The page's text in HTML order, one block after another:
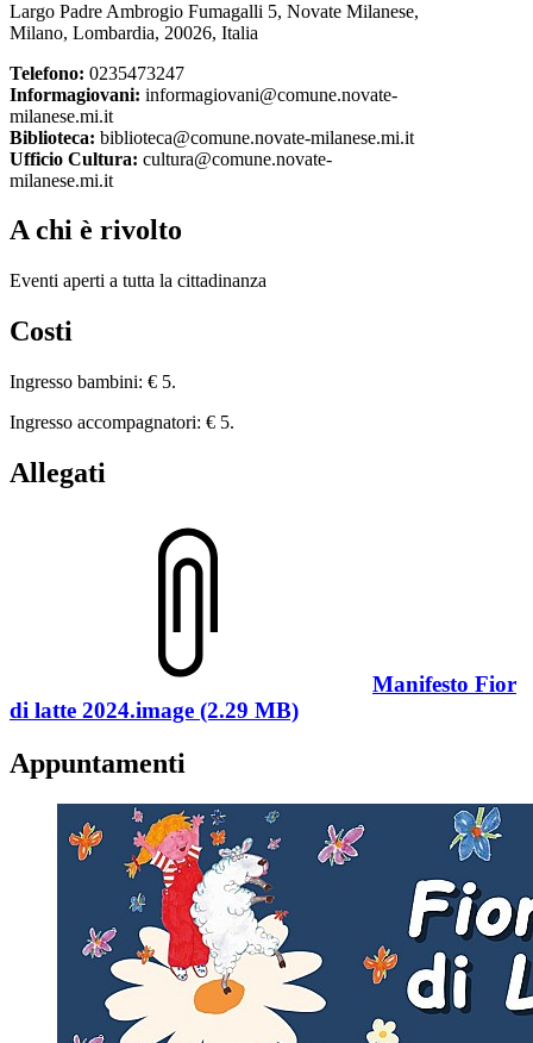
Largo Padre Ambrogio Fumagalli 5, Novate Milanese,
Milano, Lombardia, 20026, Italia
Telefono: 0235473247
Informagiovani: informagiovani@comune.novate-
milanese.mi.it
Biblioteca: biblioteca@comune.novate-milanese.mi.it
Ufficio Cultura: cultura@comune.novate-
milanese.mi.it
A chi è rivolto
Eventi aperti a tutta la cittadinanza
Costi
Ingresso bambini: € 5.
Ingresso accompagnatori: € 5.
Allegati
Manifesto Fior
di latte 2024.image (2.29 MB)
Appuntamenti